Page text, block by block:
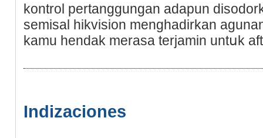
kontrol pertanggungan adapun
semisal hikvision menghadirkan
kamu hendak merasa terjamin untսk
Indizaciones